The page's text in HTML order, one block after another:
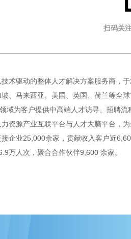
扫码关
术驱动的整体人才解决方案服务商，
、马来西亚、美国、英国、荷兰等全
域为客户提供中高端人才访寻、招聘
资源产业互联平台与人才大脑平台，
企业25,000余家，贡献收入客户近
万人次，聚合合作伙伴9,600 余家。